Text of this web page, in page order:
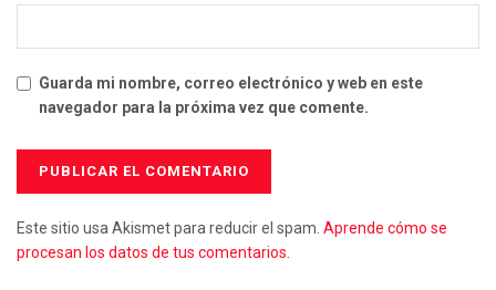
Guarda mi nombre, correo electrónico y web en este
navegador para la próxima vez que comente.
Este sitio usa Akismet para reducir el spam. Aprende cómo se
procesan los datos de tus comentarios.